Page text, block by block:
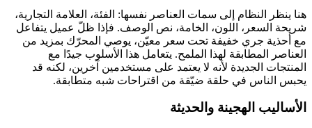
هنا ينظر النظام إلى سمات العناصر نفسها: الفئة، العلامة التجارية،
شريحة السعر، اللون، الخامة، نص الوصف. فإذا ظلّ عميل يتفاعل
مع أحذية جري خفيفة تحت سعر معيّن، يوصي المحرّك بمزيد من
العناصر المطابقة لهذا الملمح. يتعامل هذا الأسلوب جيدًا مع
المنتجات الجديدة لأنه لا يعتمد على مستخدمين آخرين، لكنه قد
يحبس الناس في حلقة ضيّقة من اقتراحات شبه متطابقة.
الأساليب الهجينة والحديثة